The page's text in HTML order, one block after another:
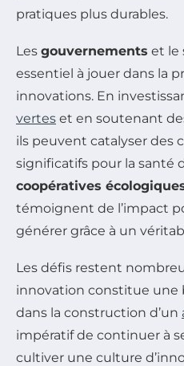
pratiques plus durables.
Les gouvernements et le
essentiel à jouer dans la
innovations. En
vertes et en soutenant
ils peuvent catalyser des
significatifs pour la santé
coopératives
témoignent de l’impact
générer grâce à un
Les défis restent
innovation constitue une
dans la construction d’un
impératif de continuer à
cultiver une culture